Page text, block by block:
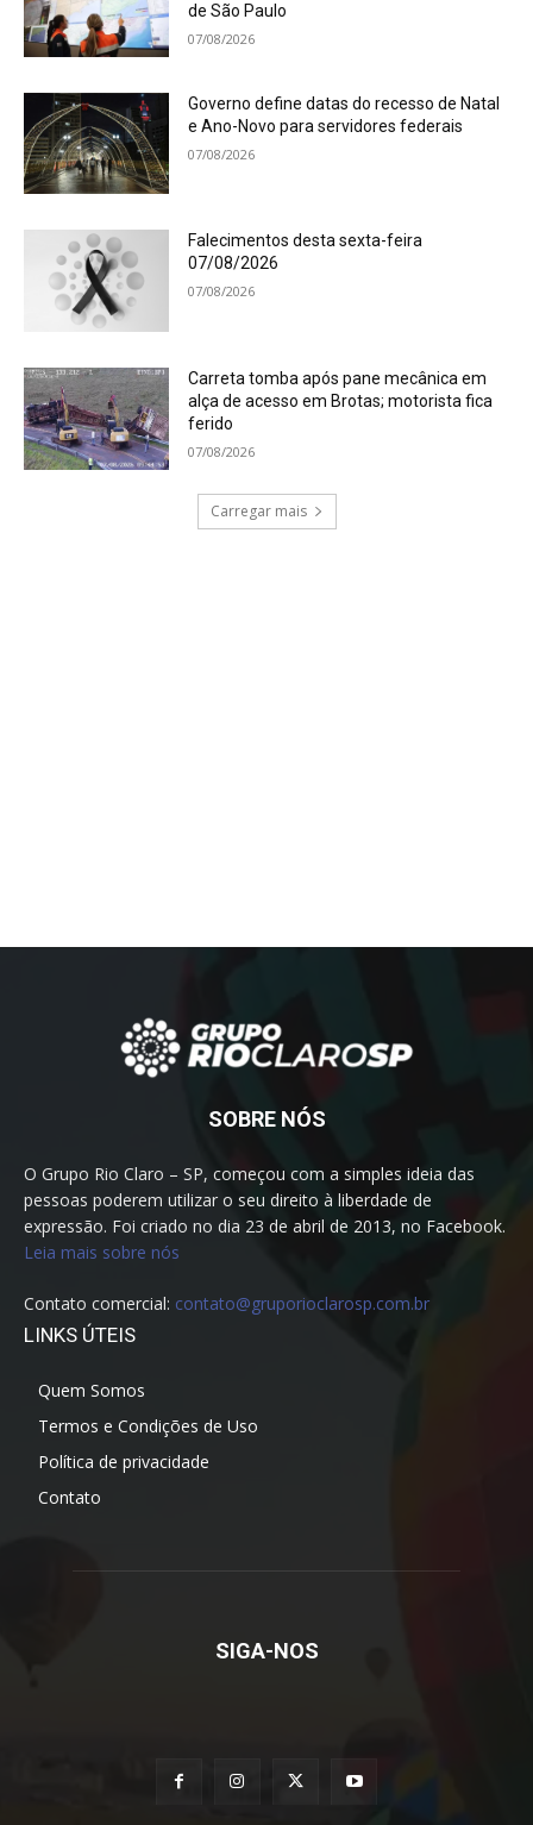
de São Paulo
07/08/2026
Governo define datas do recesso de Natal
e Ano-Novo para servidores federais
07/08/2026
Falecimentos desta sexta-feira
07/08/2026
07/08/2026
Carreta tomba após pane mecânica em
alça de acesso em Brotas; motorista fica
ferido
07/08/2026
Carregar mais
SOBRE NÓS
O Grupo Rio Claro – SP, começou com a simples ideia das
pessoas poderem utilizar o seu direito à liberdade de
expressão. Foi criado no dia 23 de abril de 2013, no Facebook.
Leia mais sobre nós
Contato comercial: contato@gruporioclarosp.com.br
LINKS ÚTEIS
Quem Somos
Termos e Condições de Uso
Política de privacidade
Contato
SIGA-NOS